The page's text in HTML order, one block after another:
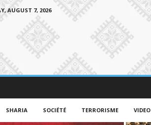
AUGUST 7, 2026
SHARIA SOCIÉTÉ TERRORISME VIDEO